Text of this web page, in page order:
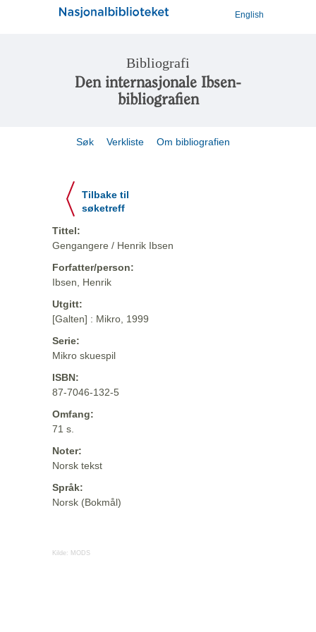
English
Bibliografi
Den internasjonale Ibsen-
bibliografien
Søk Verkliste Om bibliografien
Tilbake til
søketreff
Tittel:
Gengangere / Henrik Ibsen
Forfatter/person:
Ibsen, Henrik
Utgitt:
[Galten] : Mikro, 1999
Serie:
Mikro skuespil
ISBN:
87-7046-132-5
Omfang:
71 s.
Noter:
Norsk tekst
Språk:
Norsk (Bokmål)
Kilde: MODS